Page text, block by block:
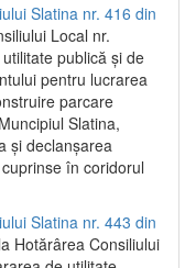
Slatina nr. 416 din
Local nr.
publică și de
pentru lucrarea
parcare
Slatina,
și declanșarea
în coridorul
Slatina nr. 443 din
Hotărârea Consiliului